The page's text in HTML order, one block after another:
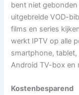
bent niet
uitgebreide VOD-
films en series
werkt IPTV op alle
smartphone,
Android TV-box en
Kostenbesparend